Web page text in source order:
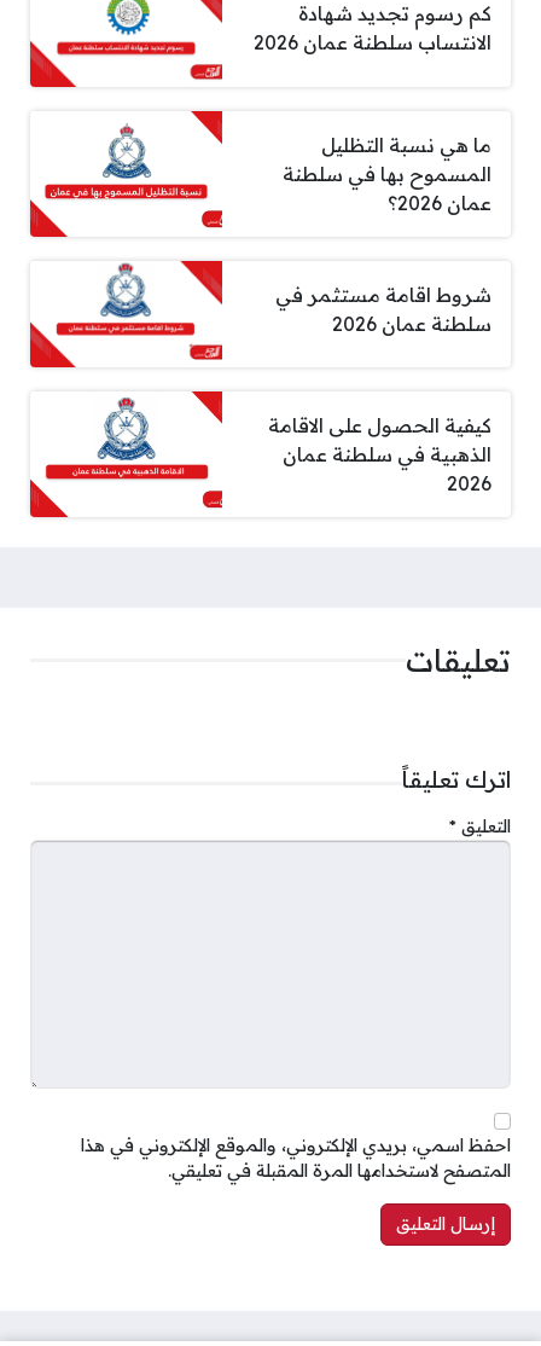
كم رسوم تجديد شهادة
الانتساب سلطنة عمان 2026
ما هي نسبة التظليل
المسموح بها في سلطنة
عمان 2026؟
شروط اقامة مستثمر في
سلطنة عمان 2026
كيفية الحصول على الاقامة
الذهبية في سلطنة عمان
2026
تعليقات
اترك تعليقاً
التعليق *
احفظ اسمي، بريدي الإلكتروني، والموقع الإلكتروني في هذا
المتصفح لاستخدامها المرة المقبلة في تعليقي.